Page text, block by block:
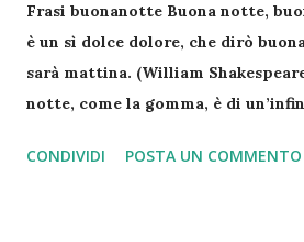
Frasi buonanotte Buona notte,
è un sì dolce dolore, che dirò
sarà mattina. (William
notte, come la gomma, è di
affilato. (Banana Yoshimoto) Ci
CONDIVIDI POSTA UN COMMENTO